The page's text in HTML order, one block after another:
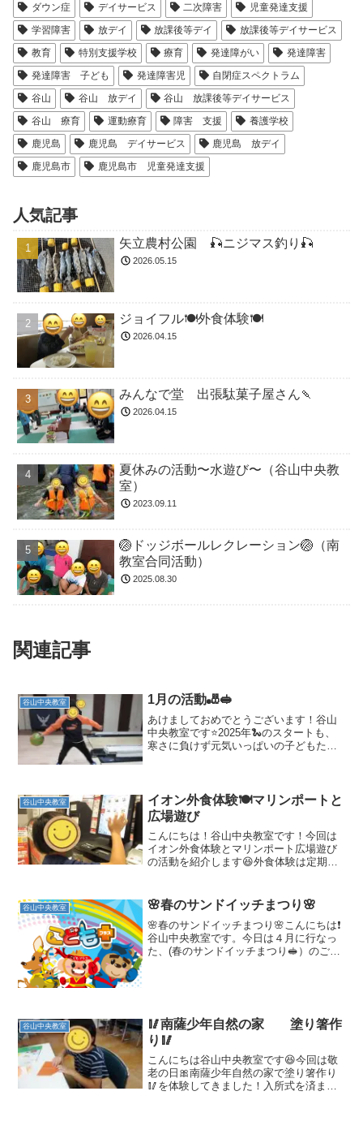
ダウン症 デイサービス 二次障害
児童発達支援
学習障害
放デイ 放課後等デイ
放課後等デイサービス
教育
特別支援学校 療育 発達障がい
発達障害
発達障害 子ども
発達障害児
自閉症スペクトラム
谷山
谷山 放デイ
谷山 放課後等デイサービス
谷山 療育
運動療育 障害 支援
養護学校
鹿児島
鹿児島 デイサービス
鹿児島 放デイ
鹿児島市
鹿児島市 児童発達支援
人気記事
矢立農村公園 🎣ニジマス釣り🎣
2026.05.15
ジョイフル🍽️外食体験🍽️
2026.04.15
みんなで堂 出張駄菓子屋さん🍡
2026.04.15
夏休みの活動〜水遊び〜（谷山中央教
室）
2023.09.11
🏐ドッジボールレクレーション🏐（南
教室合同活動）
2025.08.30
関連記事
谷山中央教室 1月の活動🎳🥪
あけましておめでとうございます！谷山
中央教室です⭐️2025年🐍のスタートも、
寒さに負けず元気いっぱいの子どもたち
ょっとドキドキ😫 「...
谷山中央教室
イオン外食体験🍽️マリンポートと
広場遊び
こんにちは！谷山中央教室です！今回は
イオン外食体験とマリンポート広場遊び
の活動を紹介します😆外食体験は定期的
家庭で何を食べるのか話し合ったもらい
当日持参する金額もだい...
谷山中央教室 🌸春のサンドイッチまつり🌸
🌸春のサンドイッチまつり🌸こんにちは❗️
谷山中央教室です。今日は４月に行なっ
た、(春のサンドイッチまつり🥪）のご紹
谷山中央教室
🥢南薩少年自然の家 塗り箸作
り🥢
こんにちは谷山中央教室です😆今回は敬
老の日🎀南薩少年自然の家で塗り箸作り
🥢を体験してきました！入所式を済ませ